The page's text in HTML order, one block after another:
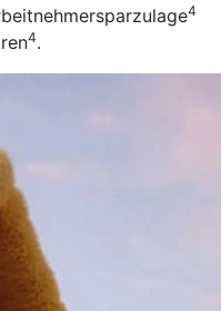
4
4.